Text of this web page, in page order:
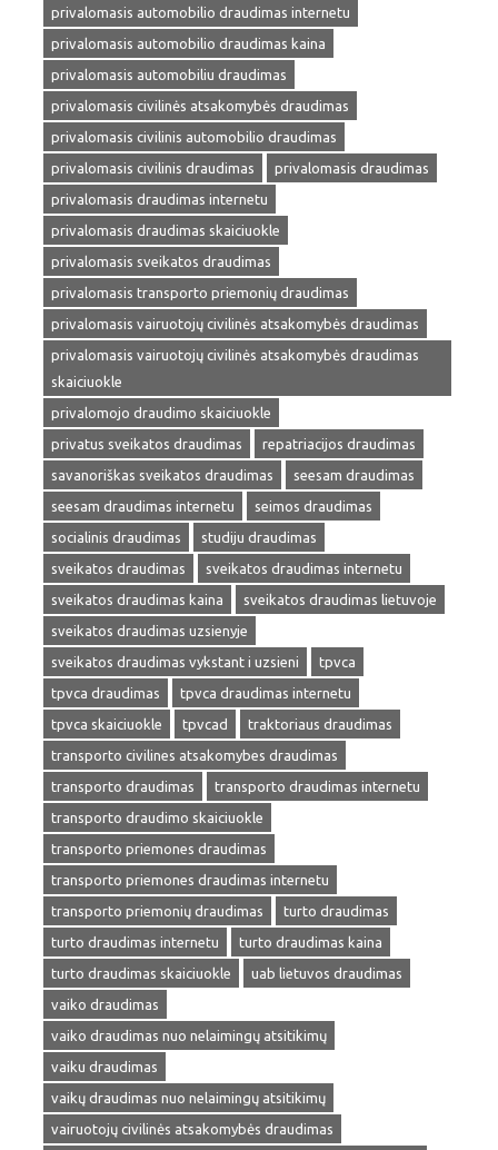
privalomasis automobilio draudimas internetu
privalomasis automobilio draudimas kaina
privalomasis automobiliu draudimas
privalomasis civilinės atsakomybės draudimas
privalomasis civilinis automobilio draudimas
privalomasis civilinis draudimas
privalomasis draudimas
privalomasis draudimas internetu
privalomasis draudimas skaiciuokle
privalomasis sveikatos draudimas
privalomasis transporto priemonių draudimas
privalomasis vairuotojų civilinės atsakomybės draudimas
privalomasis vairuotojų civilinės atsakomybės draudimas
skaiciuokle
privalomojo draudimo skaiciuokle
privatus sveikatos draudimas
repatriacijos draudimas
savanoriškas sveikatos draudimas
seesam draudimas
seesam draudimas internetu
seimos draudimas
socialinis draudimas
studiju draudimas
sveikatos draudimas
sveikatos draudimas internetu
sveikatos draudimas kaina
sveikatos draudimas lietuvoje
sveikatos draudimas uzsienyje
sveikatos draudimas vykstant i uzsieni
tpvca
tpvca draudimas
tpvca draudimas internetu
tpvca skaiciuokle
tpvcad
traktoriaus draudimas
transporto civilines atsakomybes draudimas
transporto draudimas
transporto draudimas internetu
transporto draudimo skaiciuokle
transporto priemones draudimas
transporto priemones draudimas internetu
transporto priemonių draudimas
turto draudimas
turto draudimas internetu
turto draudimas kaina
turto draudimas skaiciuokle
uab lietuvos draudimas
vaiko draudimas
vaiko draudimas nuo nelaimingų atsitikimų
vaiku draudimas
vaikų draudimas nuo nelaimingų atsitikimų
vairuotojų civilinės atsakomybės draudimas